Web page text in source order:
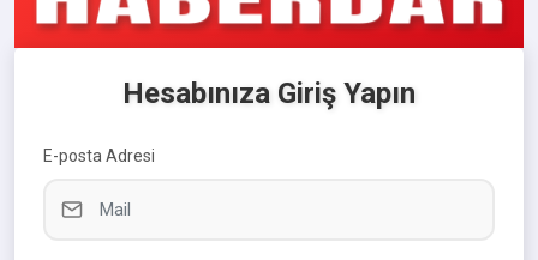
Hesabınıza Giriş Yapın
E-posta Adresi